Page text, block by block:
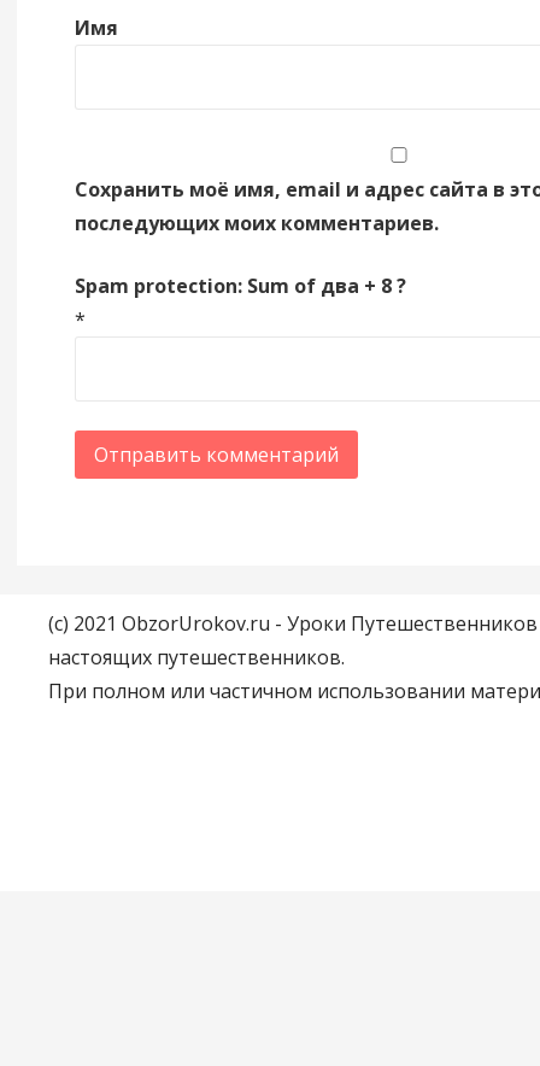
Имя
Сохранить моё имя, email и адрес сайта в
последующих моих комментариев.
Spam protection: Sum of два + 8 ?
*
(c) 2021 ObzorUrokov.ru - Уроки
настоящих путешественников.
При полном или частичном использовании